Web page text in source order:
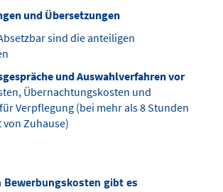
und Übersetzungen
sind die anteiligen
und Auswahlverfahren vor
Übernachtungskosten und
Verpflegung (bei mehr als 8 Stunden
Zuhause)
Bewerbungskosten gibt es